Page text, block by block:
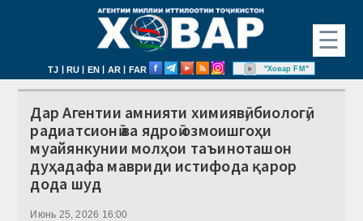
☰
TJ | RU | EN | AR | FAR "Ховар FM"
Дар Агентии амнияти химиявӣ, биологӣ,
радиатсионӣ ва ядроӣ озмоишгоҳи
муайянкунии молҳои таъиноташон
дуҳадафа мавриди истифода қарор
дода шуд
Июнь 25, 2026 16:00